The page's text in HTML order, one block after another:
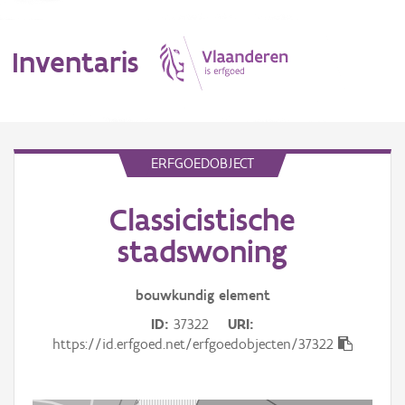
Inventaris
ERFGOEDOBJECT
Classicistische
stadswoning
bouwkundig element
ID 37322
URI
https://id.erfgoed.net/erfgoedobjecten/37322